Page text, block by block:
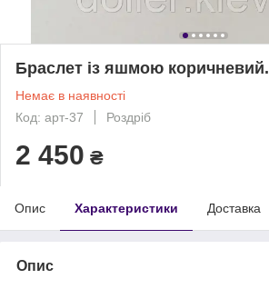
Браслет із яшмою коричневий.
Немає в наявності
Код: арт-37
Роздріб
2 450 ₴
Опис Характеристики Доставка
Опис